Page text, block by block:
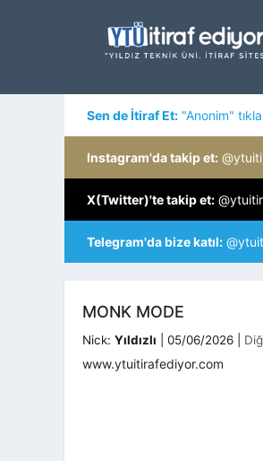
Sen de İtiraf Et: "Anonim"
Instagram'da takip et:
X(Twitter)'te takip et:
Telegram'da bize katıl:
MONK MODE
Nick: Yıldızlı 05/06/2026
www.ytuitirafediyor.com